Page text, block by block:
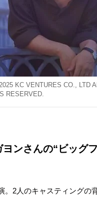
KC VENTURES CO., LTD
RESERVED.
ヨンさんの“ビッグ
2人のキャスティングの